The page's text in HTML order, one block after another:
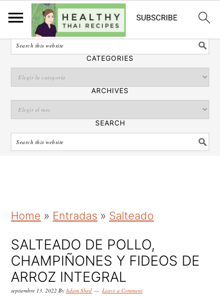
Español
SEARCH
CATEGORIES
ARCHIVES
SEARCH
k
i
p
t
o
k
i
p
t
o
k
i
p
t
o
Home » Entradas » Salteado
SALTEADO DE POLLO,
CHAMPIÑONES Y FIDEOS DE
ARROZ INTEGRAL
septiembre 13, 2022 ByAdam Shed Leave a Comment